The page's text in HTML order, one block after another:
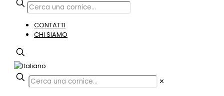
CONTATTI
CHI SIAMO
✕